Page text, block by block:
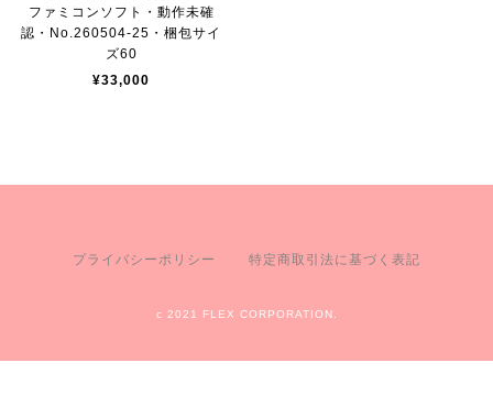
ファミコンソフト・動作未確
認・No.260504-25・梱包サイ
ズ60
¥33,000
プライバシーポリシー 特定商取引法に基づく表記
c 2021 FLEX CORPORATION.